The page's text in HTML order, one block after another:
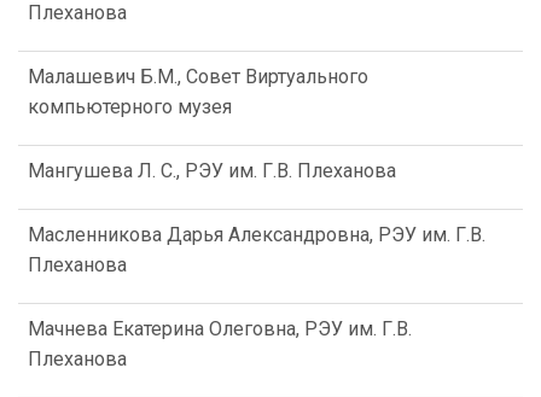
Плеханова
Малашевич Б.М., Совет Виртуального
компьютерного музея
Мангушева Л. С., РЭУ им. Г.В. Плеханова
Масленникова Дарья Александровна, РЭУ им. Г.В.
Плеханова
Мачнева Екатерина Олеговна, РЭУ им. Г.В.
Плеханова